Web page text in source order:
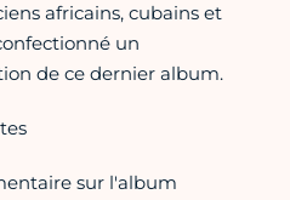
africains, cubains et
un
de ce dernier album.
sur l'album